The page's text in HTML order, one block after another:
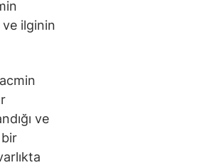
ilginin
ve